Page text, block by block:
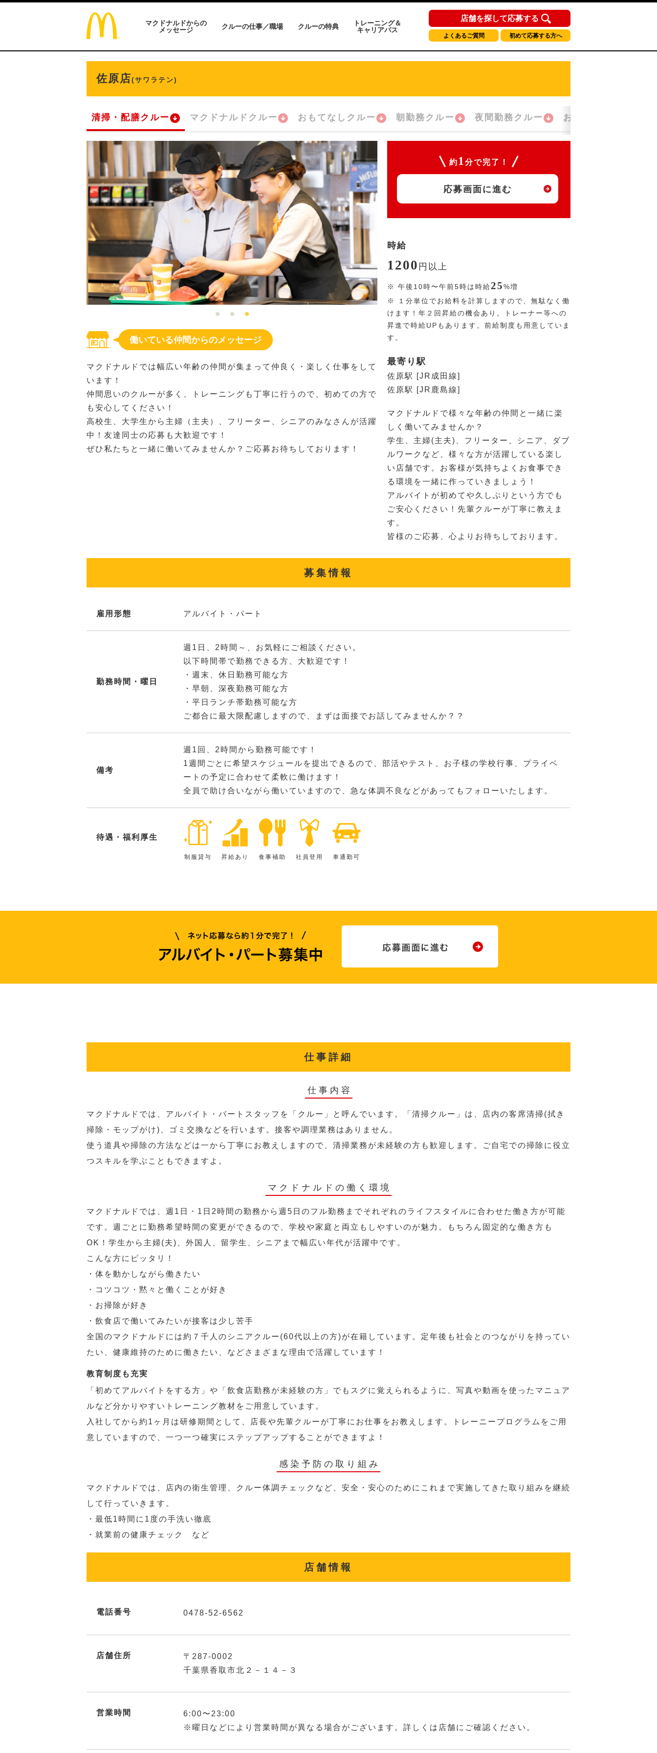
マクドナルドからの
メッセージ
クルーの仕事／職場 クルーの特典
トレーニング＆
キャリアパス
店舗を探して応募する
よくあるご質問 初めて応募する方へ
佐原店(サワラテン)
清掃・配膳クルー マクドナルドクルー おもてなしクルー 朝勤務クルー 夜間勤務クルー おかえり！クルー
働いている仲間からのメッセージ
マクドナルドでは幅広い年齢の仲間が集まって仲良く・楽しく仕事をして
います！
仲間思いのクルーが多く、トレーニングも丁寧に行うので、初めての方で
も安心してください！
高校生、大学生から主婦（主夫）、フリーター、シニアのみなさんが活躍
中！友達同士の応募も大歓迎です！
ぜひ私たちと一緒に働いてみませんか？ご応募お待ちしております！
約 1 分で完了！
応募画面に進む
時給
1200 円 以上
※ 午後10時〜午前5時は時給25%増
※
１分単位でお給料を計算しますので、無駄なく働
けます！年２回昇給の機会あり。トレーナー等への
昇進で時給UPもあります。前給制度も用意していま
す。
最寄り駅
佐原駅 [JR成田線]
佐原駅 [JR鹿島線]
マクドナルドで様々な年齢の仲間と一緒に楽
しく働いてみませんか？
学生、主婦(主夫)、フリーター、シニア、ダブ
ルワークなど、様々な方が活躍している楽し
い店舗です。お客様が気持ちよくお食事でき
る環境を一緒に作っていきましょう！
アルバイトが初めてや久しぶりという方でも
ご安心ください！先輩クルーが丁寧に教えま
す。
皆様のご応募、心よりお待ちしております。
募集情報
雇用形態 アルバイト・パート
勤務時間・曜日
週1日、2時間～、お気軽にご相談ください。
以下時間帯で勤務できる方、大歓迎です！
・週末、休日勤務可能な方
・早朝、深夜勤務可能な方
・平日ランチ帯勤務可能な方
ご都合に最大限配慮しますので、まずは面接でお話してみませんか？？
備考
週1回、2時間から勤務可能です！
1週間ごとに希望スケジュールを提出できるので、部活やテスト、お子様の学校行事、プライベ
ートの予定に合わせて柔軟に働けます！
全員で助け合いながら働いていますので、急な体調不良などがあってもフォローいたします。
待遇・福利厚生
制服貸与 昇給あり 食事補助 社員登用 車通勤可
仕事詳細
仕事内容
マクドナルドでは、アルバイト・パートスタッフを「クルー」と呼んでいます。「清掃クルー」は、店内の客席清掃(拭き
掃除・モップがけ)、ゴミ交換などを行います。接客や調理業務はありません。
使う道具や掃除の方法などは一から丁寧にお教えしますので、清掃業務が未経験の方も歓迎します。ご自宅での掃除に役立
つスキルを学ぶこともできますよ。
マクドナルドの働く環境
マクドナルドでは、週1日・1日2時間の勤務から週5日のフル勤務までそれぞれのライフスタイルに合わせた働き方が可能
です。週ごとに勤務希望時間の変更ができるので、学校や家庭と両立もしやすいのが魅力。もちろん固定的な働き方も
OK！学生から主婦(夫)、外国人、留学生、シニアまで幅広い年代が活躍中です。
こんな方にピッタリ！
・体を動かしながら働きたい
・コツコツ・黙々と働くことが好き
・お掃除が好き
・飲食店で働いてみたいが接客は少し苦手
全国のマクドナルドには約７千人のシニアクルー(60代以上の方)が在籍しています。定年後も社会とのつながりを持ってい
たい、健康維持のために働きたい、などさまざまな理由で活躍しています！
教育制度も充実
「初めてアルバイトをする方」や「飲食店勤務が未経験の方」でもスグに覚えられるように、写真や動画を使ったマニュア
ルなど分かりやすいトレーニング教材をご用意しています。
入社してから約1ヶ月は研修期間として、店長や先輩クルーが丁寧にお仕事をお教えします。トレーニープログラムをご用
意していますので、一つ一つ確実にステップアップすることができますよ！
感染予防の取り組み
マクドナルドでは、店内の衛生管理、クルー体調チェックなど、安全・安心のためにこれまで実施してきた取り組みを継続
して行っていきます。
・最低1時間に1度の手洗い徹底
・就業前の健康チェック など
店舗情報
電話番号 0478-52-6562
店舗住所
〒287-0002
千葉県香取市北２－１４－３
営業時間
6:00〜23:00
※曜日などにより営業時間が異なる場合がございます。詳しくは店舗にご確認ください。